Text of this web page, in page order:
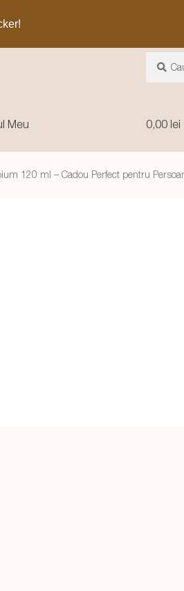
Caută
după:
Meu 0,00 lei
120 ml – Cadou Perfect pentru